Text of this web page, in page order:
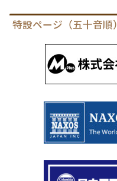
特設ページ（五十音順）